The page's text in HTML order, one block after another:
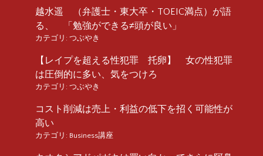
越水遥 （弁護士・東大卒・TOEIC満点）が語
る、 「勉強ができる≠頭が良い」
カテゴリ: つぶやき
【レイプを超える性犯罪 托卵】 女の性犯罪
は圧倒的に多い、気をつけろ
カテゴリ: つぶやき
コスト削減は売上・利益の低下を招く可能性が
高い
カテゴリ: Business講座